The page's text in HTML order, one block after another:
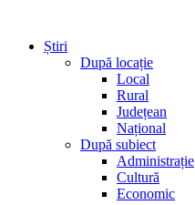
Știri
După locație
Local
Rural
Județean
Național
După subiect
Administrație
Cultură
Economic